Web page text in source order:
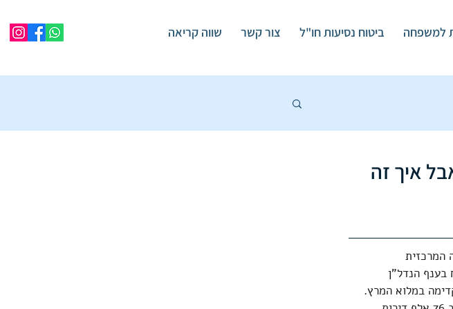
למשפחה ביטוח נסיעות חו"ל צור קשר שווה קריאה
איך זה
המרכזית
הנדל"ן
במלוא המרץ.